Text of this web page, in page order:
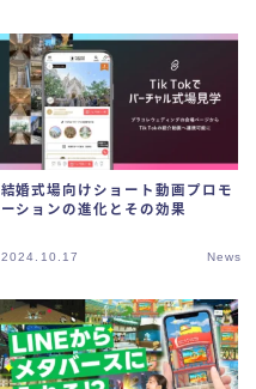
結婚式場向けショート動画プロモ
ーションの進化とその効果
2024.10.17 News